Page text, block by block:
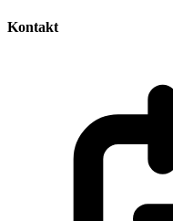
Kontakt